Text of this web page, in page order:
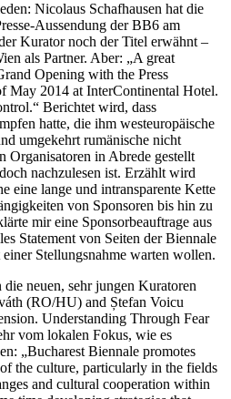
Nicolaus Schafhausen hat die
Aussendung der BB6 am
Kurator noch der Titel erwähnt –
als Partner. Aber: „A great
Opening with the Press
May 2014 at InterContinental Hotel.
Berichtet wird, dass
hatte, die ihm westeuropäische
umgekehrt rumänische nicht
Organisatoren in Abrede gestellt
nachzulesen ist. Erzählt wird
eine lange und intransparente Kette
von Sponsoren bis hin zu
mir eine Sponsorbeauftrage aus
Statement von Seiten der Biennale
Stellungsnahme warten wollen.
neuen, sehr jungen Kuratoren
(RO/HU) and Ștefan Voicu
Understanding Through Fear
vom lokalen Fokus, wie es
„Bucharest Biennale promotes
the culture, particularly in the fields
and cultural cooperation within